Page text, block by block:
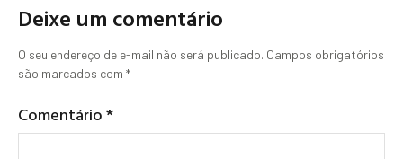
Deixe um comentário
O seu endereço de e-mail não será publicado. Campos obrigatórios
são marcados com *
Comentário*